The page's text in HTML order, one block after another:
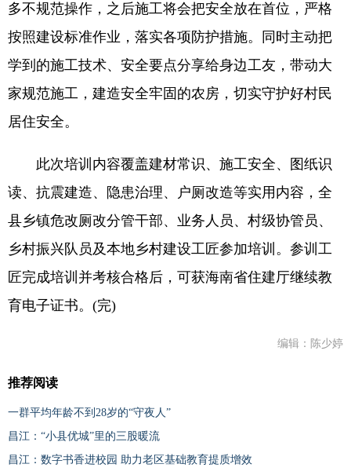
多不规范操作，之后施工将会把安全放在首位，严格
按照建设标准作业，落实各项防护措施。同时主动把
学到的施工技术、安全要点分享给身边工友，带动大
家规范施工，建造安全牢固的农房，切实守护好村民
居住安全。
此次培训内容覆盖建材常识、施工安全、图纸识
读、抗震建造、隐患治理、户厕改造等实用内容，全
县乡镇危改厕改分管干部、业务人员、村级协管员、
乡村振兴队员及本地乡村建设工匠参加培训。参训工
匠完成培训并考核合格后，可获海南省住建厅继续教
育电子证书。(完)
编辑：陈少婷
推荐阅读
一群平均年龄不到28岁的“守夜人”
昌江：“小县优城”里的三股暖流
昌江：数字书香进校园 助力老区基础教育提质增效